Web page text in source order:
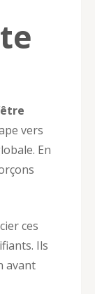
vers
En
ces
Ils
avant